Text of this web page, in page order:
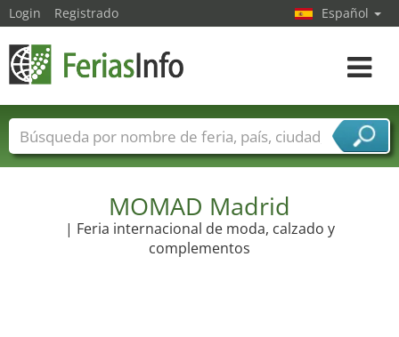
MOMAD Madrid
| Feria internacional de moda, calzado y
complementos
Login Registrado Español
toggle
Nombres de ferias Países
Ciudades
Sectores de proveedor de servicios